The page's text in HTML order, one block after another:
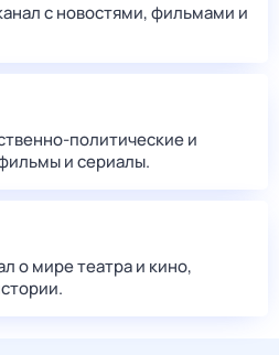
с новостями, фильмами и
политические и
и сериалы.
о мире театра и кино,